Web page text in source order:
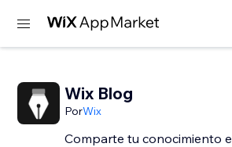
Wix Blog
PorWix
Comparte tu conocimiento e